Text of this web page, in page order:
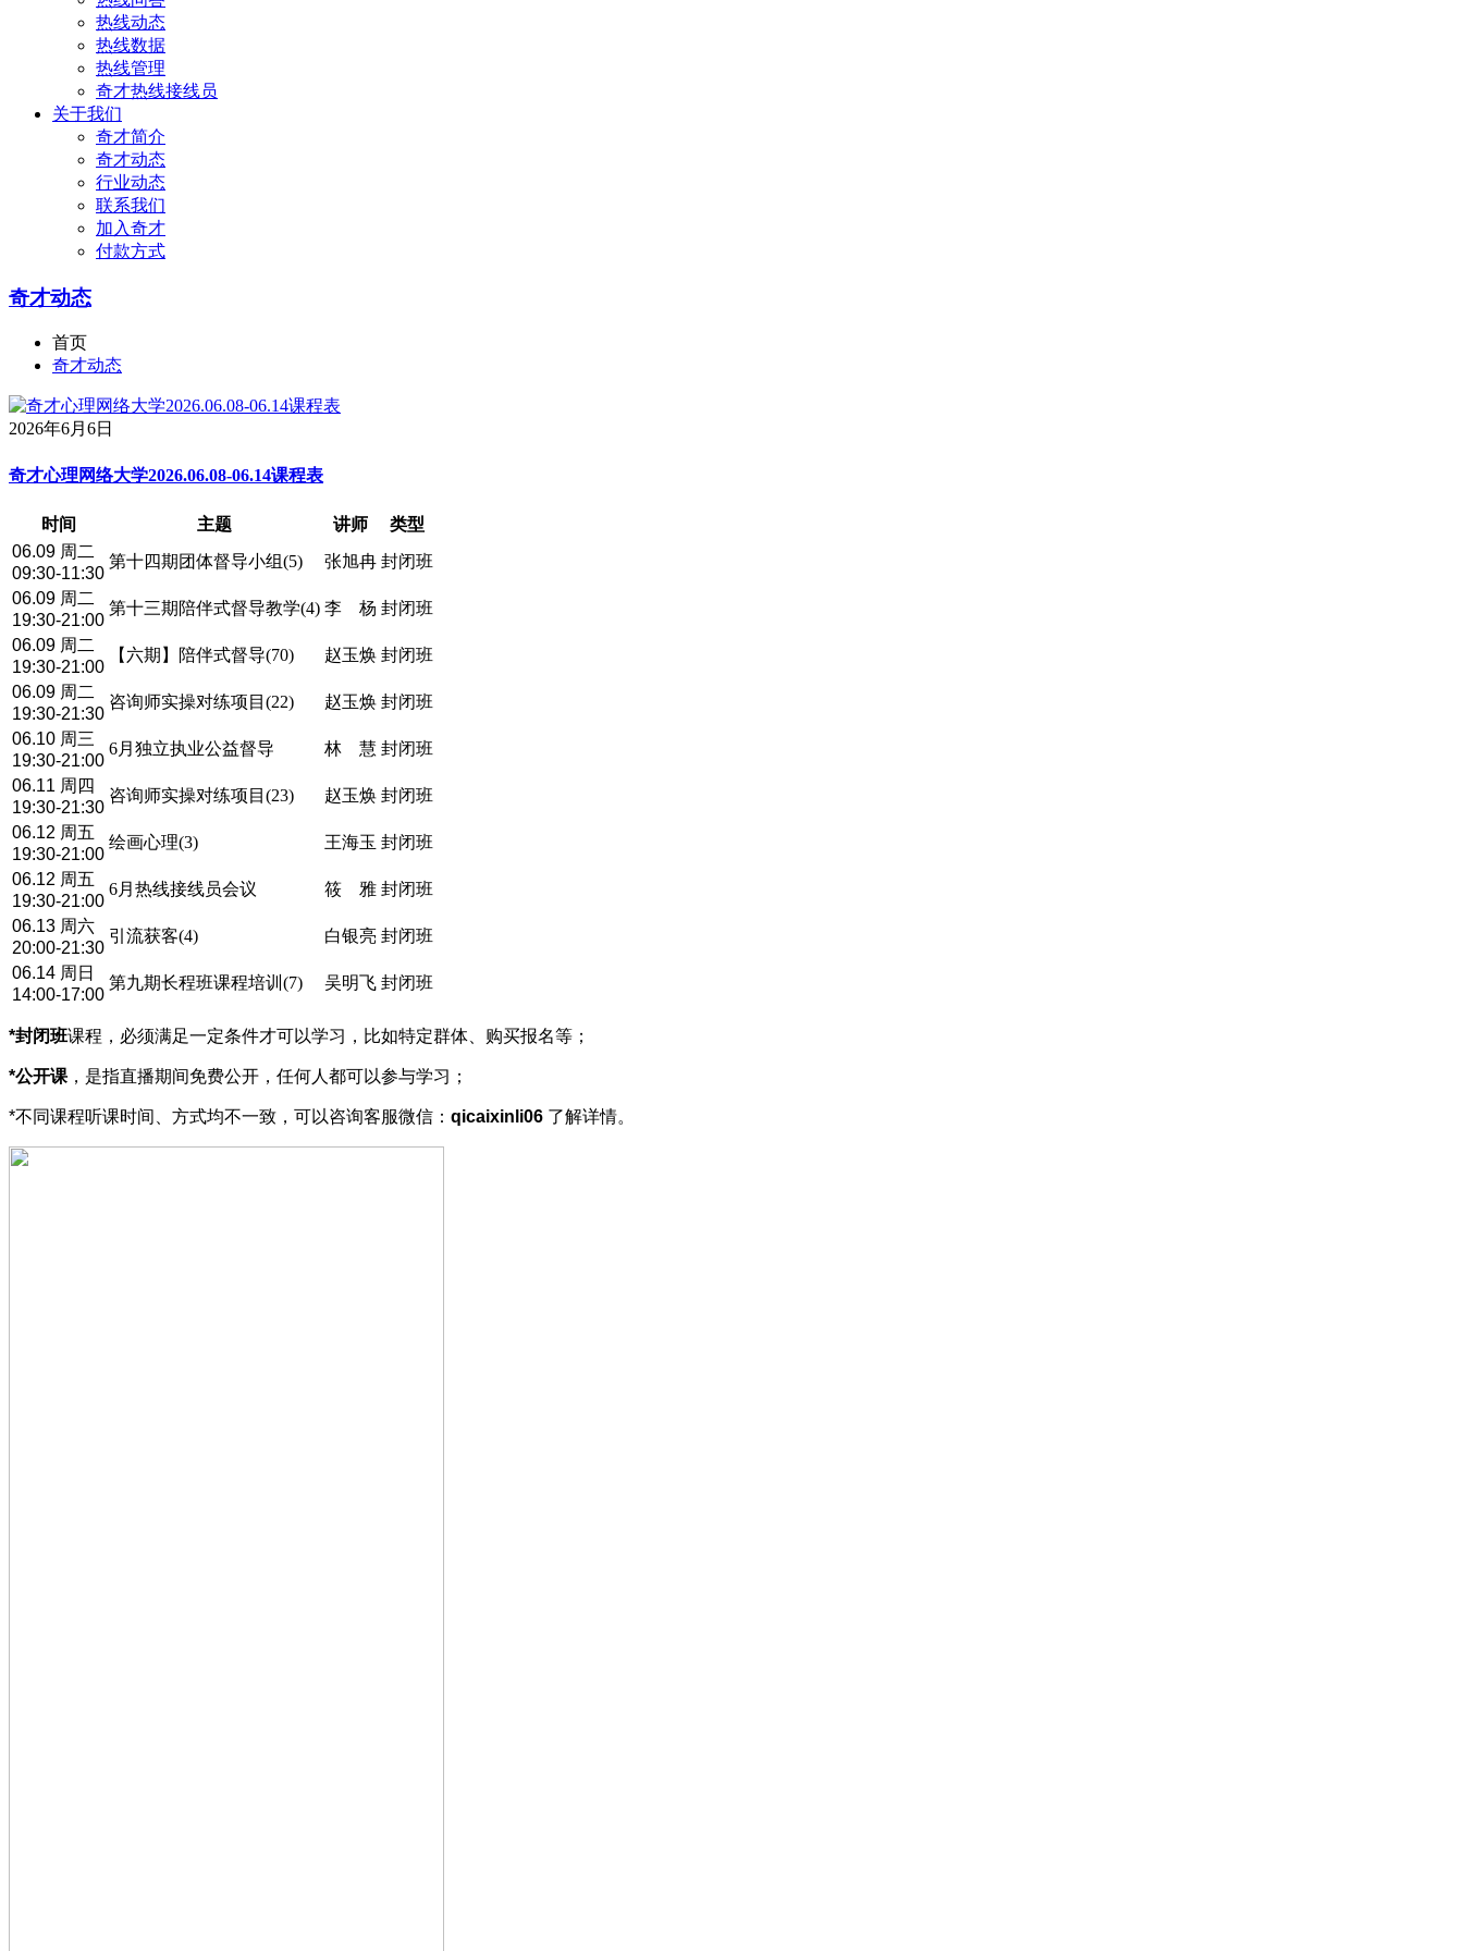
热线动态
热线数据
热线管理
奇才热线接线员
关于我们
奇才简介
奇才动态
行业动态
联系我们
加入奇才
付款方式
奇才动态
首页
奇才动态
2026年6月6日
奇才心理网络大学2026.06.08-06.14课程表
时间 主题 讲师
类型
06.09 周二
09:30-11:30
第十四期团体督导小组(5) 张旭冉 封闭班
06.09 周二
19:30-21:00
第十三期陪伴式督导教学(4) 李 杨 封闭班
06.09 周二
19:30-21:00
【六期】陪伴式督导(70) 赵玉焕 封闭班
06.09 周二
19:30-21:30
咨询师实操对练项目(22) 赵玉焕 封闭班
06.10 周三
19:30-21:00
6月独立执业公益督导 林 慧 封闭班
06.11 周四
19:30-21:30
咨询师实操对练项目(23) 赵玉焕 封闭班
06.12 周五
19:30-21:00
绘画心理(3) 王海玉 封闭班
06.12 周五
19:30-21:00
6月热线接线员会议 筱 雅 封闭班
06.13 周六
20:00-21:30
引流获客(4) 白银亮 封闭班
06.14 周日
14:00-17:00
第九期长程班课程培训(7) 吴明飞 封闭班
*封闭班课程，必须满足一定条件才可以学习，比如特定群体、购买报名等；
*公开课 ，是指直播期间免费公开，任何人都可以参与学习；
*不同课程听课时间、方式均不一致，可以咨询客服微信： qicaixinli06 了解详情。